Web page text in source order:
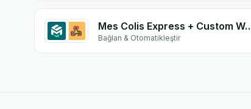
Mes Colis Express +
Bağlan & Otomatikleştir